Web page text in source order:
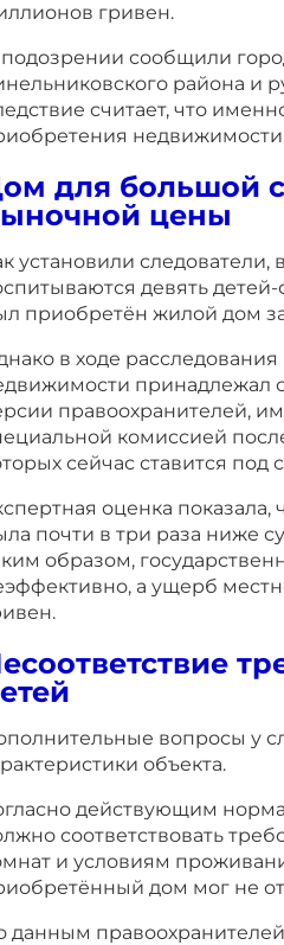
гривен.
сообщили
района и
считает, что
для большой
цены
установили следователи,
девять
приобретён жилой дом
в ходе
принадлежал
правоохранителей,
комиссией
сейчас ставится под
оценка
почти в три раза ниже
образом,
а ущерб
вопросы у
объекта.
действующим
соответствовать
и условиям
дом мог не
данным